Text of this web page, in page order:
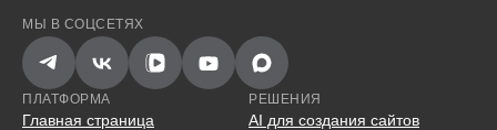
МЫ В СОЦСЕТЯХ
ПЛАТФОРМА
Главная страница
РЕШЕНИЯ
AI для создания сайтов